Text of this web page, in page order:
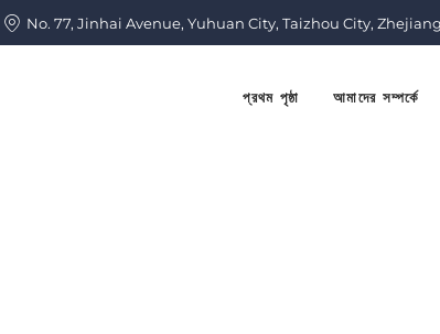
No. 77, Jinhai Avenue, Yuhuan City, Taizhou City,
প্রথম পৃষ্ঠা আমাদের সম্পর্কে